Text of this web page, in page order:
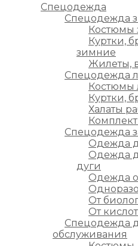
Спецодежда
Спецодежда
Костюмы
Куртки,
зимние
Жилеты,
Спецодежда
Костюмы
Куртки,
Халаты
Спецодежда
Одежда
Одежда
дуги
Одежда
От
От
Спецодежда
обслуживания